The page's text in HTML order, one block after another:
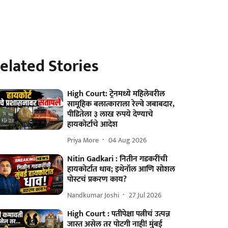
Stories
High Court: ट्रेनमध्ये महिलेवरील
सामूहिक बलात्काराला रेल्वे जबाबदार,
पीडितेला ३ लाख रुपये देण्याचे
हायकोर्टाचे आदेश
Priya More 04 Aug 2026
Nitin Gadkari : नितीन गडकरींची
हायकोर्टात धाव; इथेनॉल आणि सोशल
पोस्टचं प्रकरण काय?
Nandkumar Joshi 27 Jul 2026
High Court : पतीपेक्षा पत्नीचं उत्पन्न
जास्त असेल तर पोटगी नाही! मुंबई